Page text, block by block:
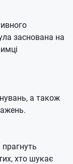
заснована на
а також
хто шукає